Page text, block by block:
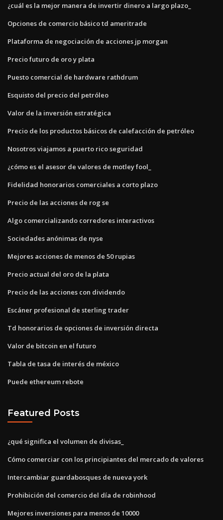
¿cuál es la mejor manera de invertir dinero a largo plazo_
Opciones de comercio básico td ameritrade
Plataforma de negociación de acciones jp morgan
Precio futuro de oro y plata
Puesto comercial de hardware rathdrum
Esquisto del precio del petróleo
Valor de la inversión estratégica
Precio de los productos básicos de calefacción de petróleo
Nosotros viajamos a puerto rico seguridad
¿cómo es el asesor de valores de motley fool_
Fidelidad honorarios comerciales a corto plazo
Precio de las acciones de rog se
Algo comercializando corredores interactivos
Sociedades anónimas de nyse
Mejores acciones de menos de 50 rupias
Precio actual del oro de la plata
Precio de las acciones con dividendo
Escáner profesional de sterling trader
Td honorarios de opciones de inversión directa
Valor de bitcoin en el futuro
Tabla de tasa de interés de méxico
Puede ethereum rebote
Featured Posts
¿qué significa el volumen de divisas_
Cómo comerciar con los principiantes del mercado de valores
Intercambiar guardabosques de nueva york
Prohibición del comercio del día de robinhood
Mejores inversiones para menos de 10000